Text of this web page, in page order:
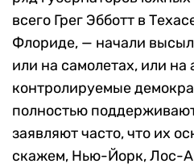
всего Грег Эбботт в
Флориде, — начали
или на самолетах, или на
контролируемые
полностью
заявляют часто, что их
скажем, Нью-Йорк, Лос-